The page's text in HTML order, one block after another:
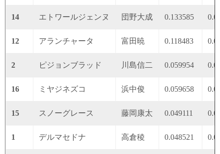
14 エトワールジェンヌ 団野大成 0.133585
12 アランチャータ 富田暁 0.118483
2 ピジョンブラッド 川島信二 0.059954
16 ミヤジネズコ 浜中俊 0.059658
15 スノーグレース 藤岡康太 0.049111
1 デルマセドナ 高倉稜 0.048521